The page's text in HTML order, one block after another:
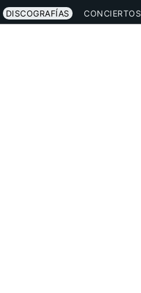
DISCOGRAFÍAS CONCIERTOS